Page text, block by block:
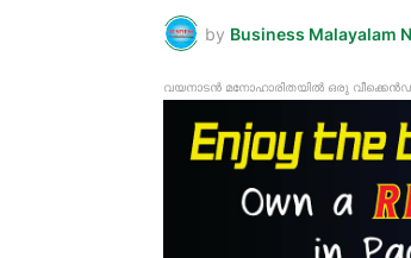
by Business Malayalam
വയനാടൻ മനോഹാരിതയിൽ ഒരു